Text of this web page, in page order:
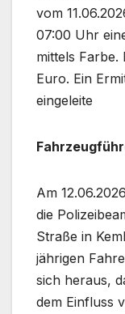
vom
07:00 Uhr
mittels
Euro. Ein
eingeleite
Am
die
Straße in
jährigen
sich heraus,
dem Einfluss